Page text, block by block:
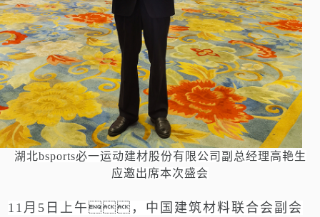
湖北bsports必一运动建材股份有限公司副总经理高艳生
应邀出席本次盛会
11月5日上午，中国建筑材料联合会副会